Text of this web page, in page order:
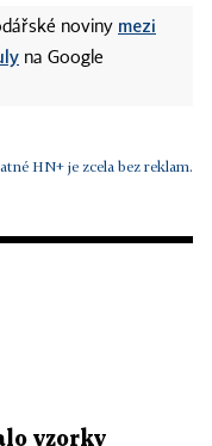
noviny mezi
na Google
HN+ je zcela bez reklam.
vzorky